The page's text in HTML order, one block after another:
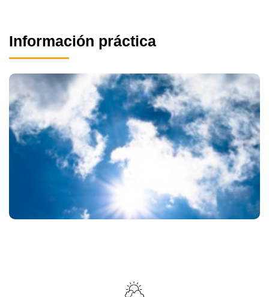
Información práctica